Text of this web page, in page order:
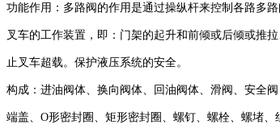
功能作用： 多路阀的作用是通过操纵杆来控制各路多
叉 车的工作装置，即：门架的起升和前倾或后倾或推
止叉车超载。保护液压系统的安全。
构成：进油阀体、换向阀体、回油阀体、滑阀、安全
端盖、O形密封圈、矩形密封圈、螺钉、螺栓、螺堵、